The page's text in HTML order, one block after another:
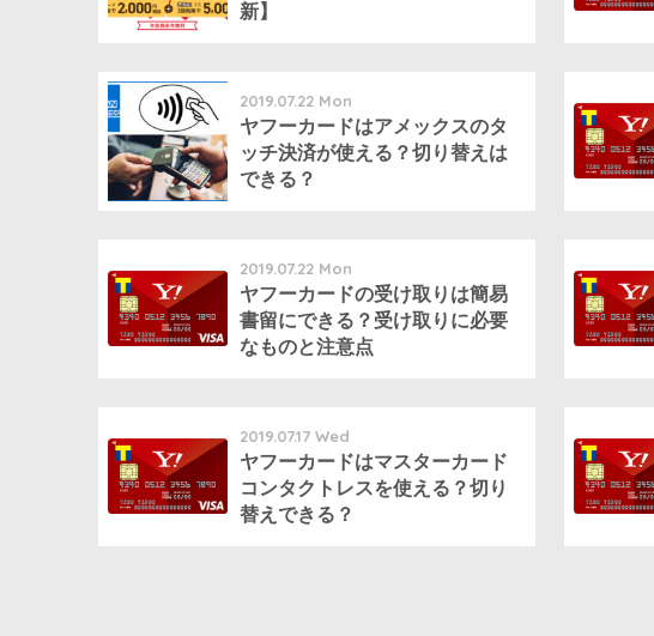
新】
2019.07.22 Mon
ヤフーカードはアメックスのタ
ッチ決済が使える？切り替えは
できる？
2019.07.22 Mon
ヤフーカードの受け取りは簡易
書留にできる？受け取りに必要
なものと注意点
2019.07.17 Wed
ヤフーカードはマスターカード
コンタクトレスを使える？切り
替えできる？